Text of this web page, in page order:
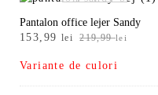
Pantalon office lejer Sandy
219,99lei
Prețul
a
fost:
153,99 lei
Prețul
este:
153,99 lei.
Variante de culori